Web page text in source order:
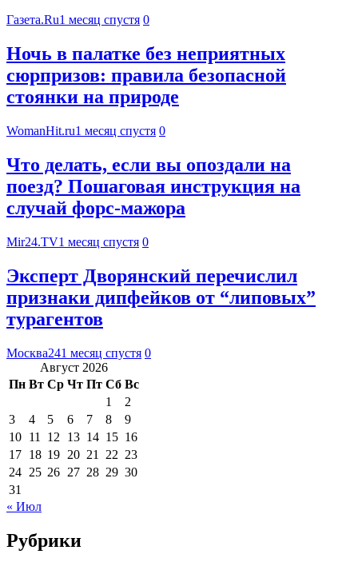
Газета.Ru1 месяц спустя 0
Ночь в палатке без неприятных
сюрпризов: правила безопасной
стоянки на природе
WomanHit.ru1 месяц спустя 0
Что делать, если вы опоздали на
поезд? Пошаговая инструкция на
случай форс-мажора
Mir24.TV1 месяц спустя 0
Эксперт Дворянский перечислил
признаки дипфейков от “липовых”
турагентов
Москва241 месяц спустя 0
Август 2026
Пн Вт Ср Чт Пт Сб Вс
1
2
3
4 5 6 7 8
9
10 11 12 13 14 15 16
17 18 19 20 21 22 23
24 25 26 27 28 29 30
31
« Июл
Рубрики